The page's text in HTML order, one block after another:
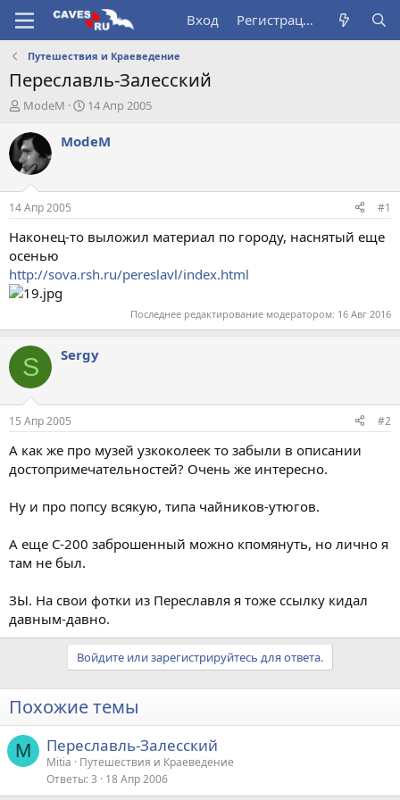
Вход Регистрация
Путешествия и Краеведение
Переславль-Залесский
А
т
о
р
т
е
м
ы
ModeM
Д
т
а
л
14 Апр 2005
ModeM
14 Апр 2005 #1
Наконец-то выложил материал по городу, наснятый еще
осенью
http://sova.rsh.ru/pereslavl/index.html
Последнее редактирование модератором: 16 Авг 2016
S Sergy
15 Апр 2005 #2
А как же про музей узкоколеек то забыли в описании
достопримечательностей? Очень же интересно.
Ну и про попсу всякую, типа чайников-утюгов.
А еще С-200 заброшенный можно кпомянуть, но лично я
там не был.
ЗЫ. На свои фотки из Переславля я тоже ссылку кидал
давным-давно.
Войдите или зарегистрируйтесь для ответа.
Похожие темы
M Переславль-Залесский
Mitia
Путешествия и Краеведение
Ответы 3 18 Апр 2006